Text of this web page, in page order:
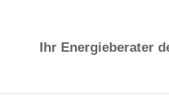
Ihr Energieberater